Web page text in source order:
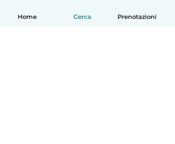
Home Cerca Prenotazioni